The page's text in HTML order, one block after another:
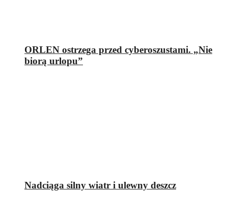
ORLEN ostrzega przed cyberoszustami. „Nie
biorą urlopu”
Nadciąga silny wiatr i ulewny deszcz